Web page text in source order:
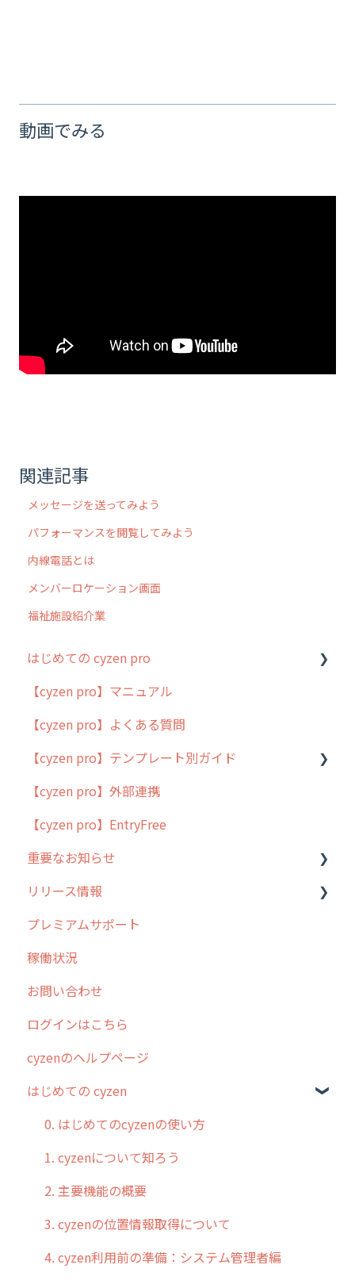
動画でみる
関連記事
メッセージを送ってみよう
パフォーマンスを閲覧してみよう
内線電話とは
メンバーロケーション画面
福祉施設紹介業
はじめての cyzen pro
cyzen pro とは？
簡易マニュアル
cyzen proの位置情報取得について
用語集
よくある質問
【cyzen pro】マニュアル
【cyzen pro】よくある質問
【cyzen pro】テンプレート別ガイド
ポスティング
ラウンダー
メンテナンス
外廻り営業
清掃
不動産
【cyzen pro】外部連携
【cyzen pro】EntryFree
重要なお知らせ
過去の重要なお知らせ
障害情報
リリース情報
リリース
2026年のリリース情報
2025年のリリース情報
2024年のリリース情報
2023年のリリース情報
過去のリリース
2019年までのリリース情報
お客様の声を実現しました
プレミアムサポート
稼働状況
お問い合わせ
ログインはこちら
cyzenのヘルプページ
はじめての cyzen
0. はじめてのcyzenの使い方
1. cyzenについて知ろう
2. 主要機能の概要
3. cyzenの位置情報取得について
4. cyzen利用前の準備：システム管理者編